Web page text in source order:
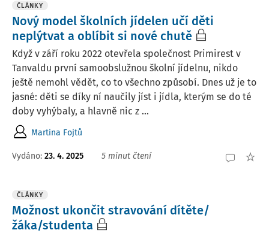
ČLÁNKY
Nový model školních jídelen učí děti
neplýtvat a oblíbit si nové chutě
Když v září roku 2022 otevřela společnost Primirest v
Tanvaldu první samoobslužnou školní jídelnu, nikdo
ještě nemohl vědět, co to všechno způsobí. Dnes už je to
jasné: děti se díky ní naučily jíst i jídla, kterým se do té
doby vyhýbaly, a hlavně nic z ...
Martina Fojtů
Vydáno: 23. 4. 2025 5 minut čtení
ČLÁNKY
Možnost ukončit stravování dítěte/
žáka/studenta